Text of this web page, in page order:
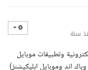
سنة
وتطبيقات موبايل
اند وموبايل ابليكيشنز)